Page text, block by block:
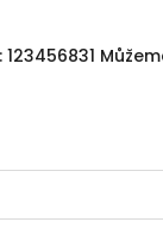
123456831